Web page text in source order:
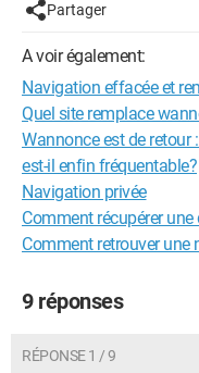
Partager
A voir également:
Navigation effacée et
Quel site remplace
Wannonce est de retour
est-il enfin fréquentable?
Navigation privée
Comment récupérer
Comment retrouver une
9 réponses
RÉPONSE 1 / 9